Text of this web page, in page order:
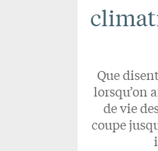
Que
lorsqu’on
de vie
coupe